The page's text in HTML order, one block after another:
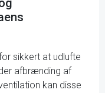
sikkert at udlufte
afbrænding af
kan disse